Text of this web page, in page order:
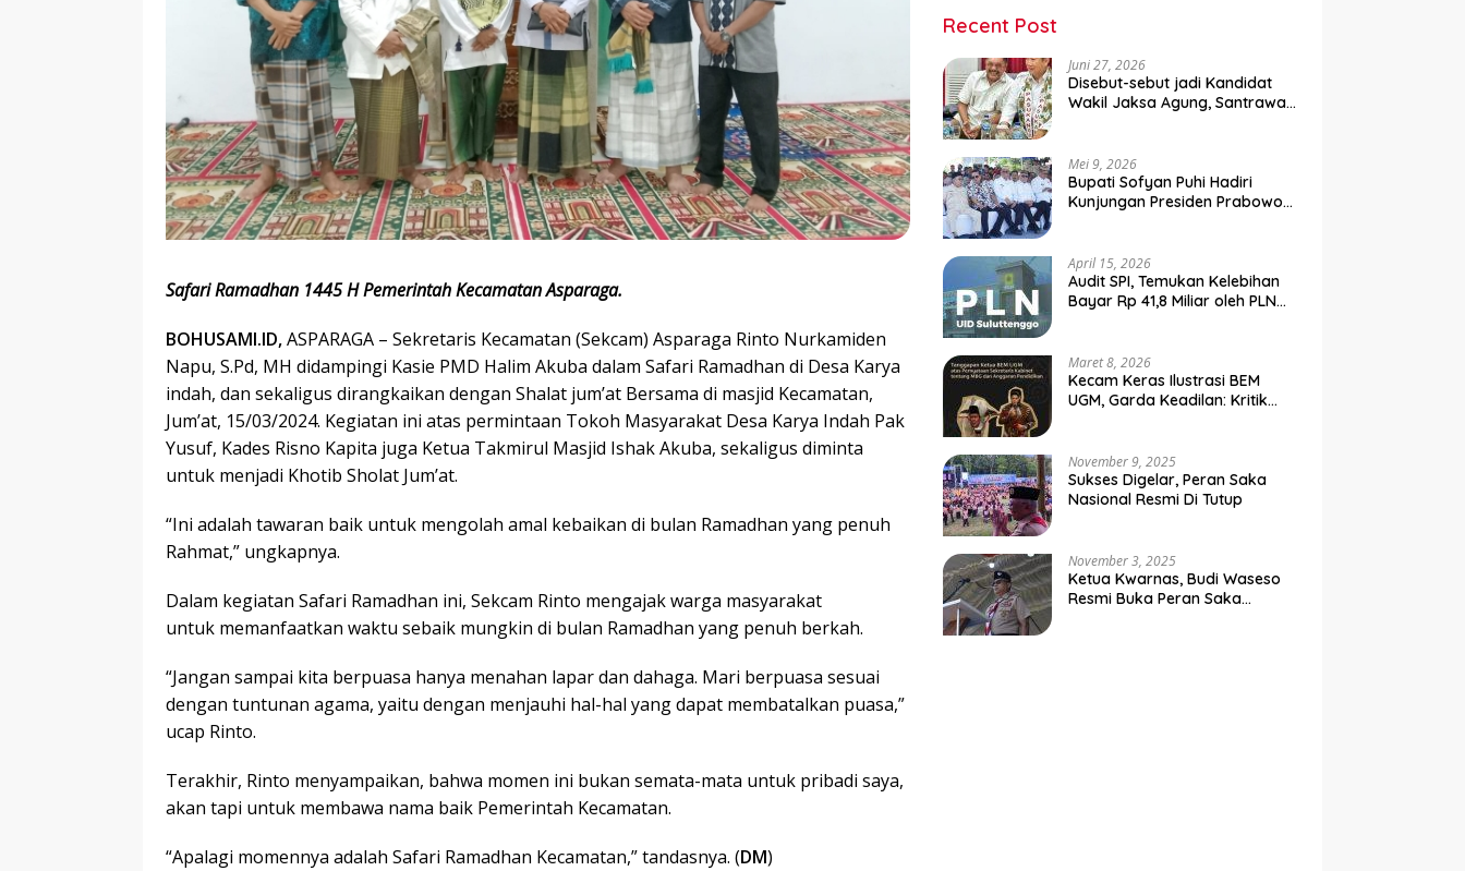
Safari Ramadhan 1445 H Pemerintah Kecamatan Asparaga.
BOHUSAMI.ID,ASPARAGA – Sekretaris Kecamatan (Sekcam) Asparaga Rinto Nurkamiden
Napu, S.Pd, MH didampingi Kasie PMD Halim Akuba dalam Safari Ramadhan di Desa Karya
indah, dan sekaligus dirangkaikan dengan Shalat jum’at Bersama di masjid Kecamatan,
Jum’at, 15/03/2024. Kegiatan ini atas permintaan Tokoh Masyarakat Desa Karya Indah Pak
Yusuf, Kades Risno Kapita juga Ketua Takmirul Masjid Ishak Akuba, sekaligus diminta
untuk menjadi Khotib Sholat Jum’at.
“Ini adalah tawaran baik untuk mengolah amal kebaikan di bulan Ramadhan yang penuh
Rahmat,” ungkapnya.
Dalam kegiatan Safari Ramadhan ini, Sekcam Rinto mengajak warga masyarakat
untuk memanfaatkan waktu sebaik mungkin di bulan Ramadhan yang penuh berkah.
“Jangan sampai kita berpuasa hanya menahan lapar dan dahaga. Mari berpuasa sesuai
dengan tuntunan agama, yaitu dengan menjauhi hal-hal yang dapat membatalkan puasa,”
ucap Rinto.
Terakhir, Rinto menyampaikan, bahwa momen ini bukan semata-mata untuk pribadi saya,
akan tapi untuk membawa nama baik Pemerintah Kecamatan.
“Apalagi momennya adalah Safari Ramadhan Kecamatan,” tandasnya. (DM)
Recent Post
Juni 27, 2026
Disebut-sebut jadi Kandidat
Wakil Jaksa Agung, Santrawan
Mei 9, 2026
Bupati Sofyan Puhi Hadiri
Kunjungan Presiden Prabowo
April 15, 2026
Audit SPI, Temukan Kelebihan
Bayar Rp 41,8 Miliar oleh PLN
Maret 8, 2026
Kecam Keras Ilustrasi BEM
UGM, Garda Keadilan: Kritik
Negara
November 9, 2025
Sukses Digelar, Peran Saka
Nasional Resmi Di Tutup
November 3, 2025
Ketua Kwarnas, Budi Waseso
Resmi Buka Peran Saka